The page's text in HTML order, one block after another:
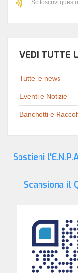
Sottoscrivi
VEDI TUTTE
Tutte le news
Eventi e Notizie
Banchetti e
Sostieni
Scansiona il